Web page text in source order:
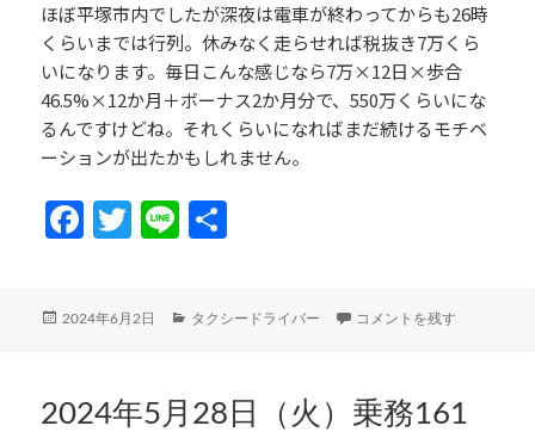
ほぼ平塚市内でしたが深夜は電車が終わってからも26時
くらいまでは行列。休みなく走らせれば税抜き7万くら
いになります。毎日こんな感じなら7万×12日×歩合
46.5%×12か月＋ボーナス2か月分で、550万くらいにな
るんですけどね。それくらいになればまだ続けるモチベ
ーションが出たかもしれません。
Fa
o
k
T
er
Li
投
2024年6月2日
カ
ー
タクシードライバー 2024年5月31日（金）乗務
コメントを残す
2024年5月28日（火）乗務161